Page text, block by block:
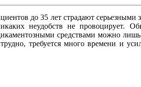
до 35 лет страдают серьезными
неудобств не провоцирует.
средствами можно
требуется много времени и